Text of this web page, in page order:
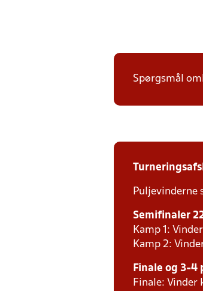
Spørgsmål
Semifinaler
Kamp 1:
Kamp 2:
Finale og 3-4
Finale: Vinder